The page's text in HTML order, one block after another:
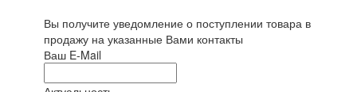
Вы получите уведомление о поступлении товара в
продажу на указанные Вами контакты
Ваш E-Mail